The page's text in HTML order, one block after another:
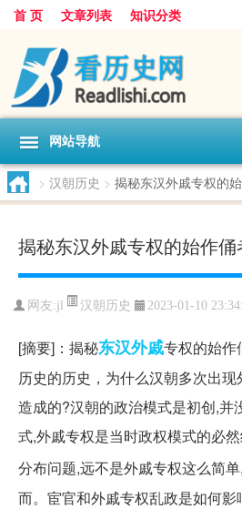
首 页 文章列表 知识分类
网站导航
> 汉朝历史 > 揭秘东汉外戚专权的
揭秘东汉外戚专权的始作俑
网友:jl 汉朝历史 2023-01-10
[摘要]：揭秘东汉外戚专权的始作
历史的历史，为什么汉朝多次出
造成的?汉朝的政治模式是初创,并
式,外戚专权是当时政权模式的必
分布问题,远不是外戚专权这么简
而。宦官和外戚专权乱政是如何